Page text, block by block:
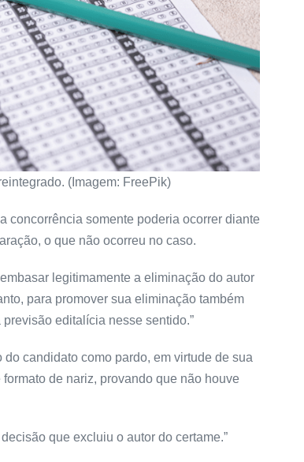
(Imagem: FreePik)
concorrência somente poderia ocorrer diante
o que não ocorreu no caso.
legitimamente a eliminação do autor
para promover sua eliminação também
editalícia nesse sentido.”
candidato como pardo, em virtude de sua
de nariz, provando que não houve
que excluiu o autor do certame.”